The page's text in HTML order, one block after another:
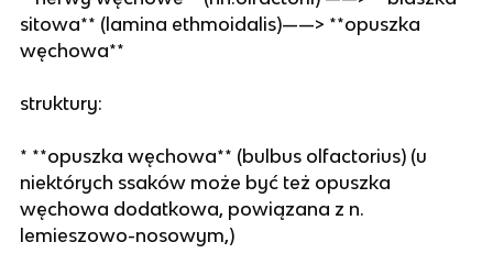
sitowa** (lamina ethmoidalis)——> **opuszka
węchowa**
struktury:
* **opuszka węchowa** (bulbus olfactorius) (u
niektórych ssaków może być też opuszka
węchowa dodatkowa, powiązana z n.
lemieszowo-nosowym,)